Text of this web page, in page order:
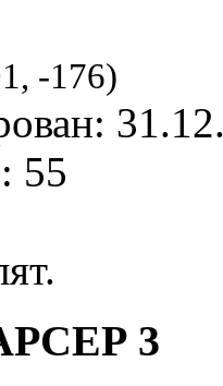
, -176)
55
3